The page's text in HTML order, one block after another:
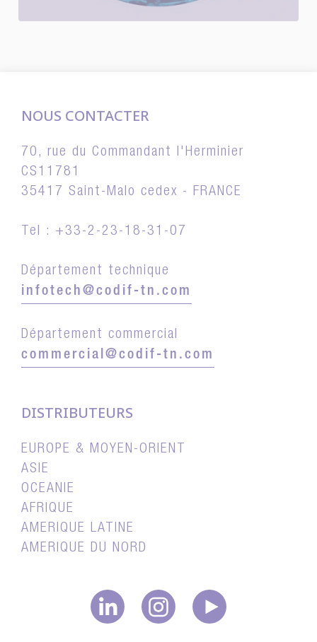
NOUS CONTACTER
70, rue du Commandant l'Herminier
CS11781
35417 Saint-Malo cedex - FRANCE
Tel : +33-2-23-18-31-07
Département technique
infotech@codif-tn.com
Département commercial
commercial@codif-tn.com
DISTRIBUTEURS
EUROPE & MOYEN-ORIENT
ASIE
OCEANIE
AFRIQUE
AMERIQUE LATINE
AMERIQUE DU NORD